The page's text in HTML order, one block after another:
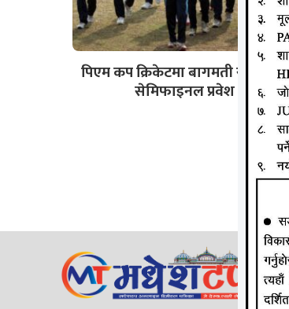
पिएम कप क्रिकेटमा बागमती र एपिएफ
सेमिफाइनल प्रवेश